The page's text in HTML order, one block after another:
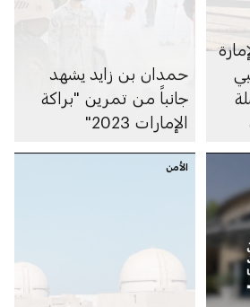
حمدان بن زايد يشهد
جانباً من تمرين "براكة
الإمارات 2023"
الأمن